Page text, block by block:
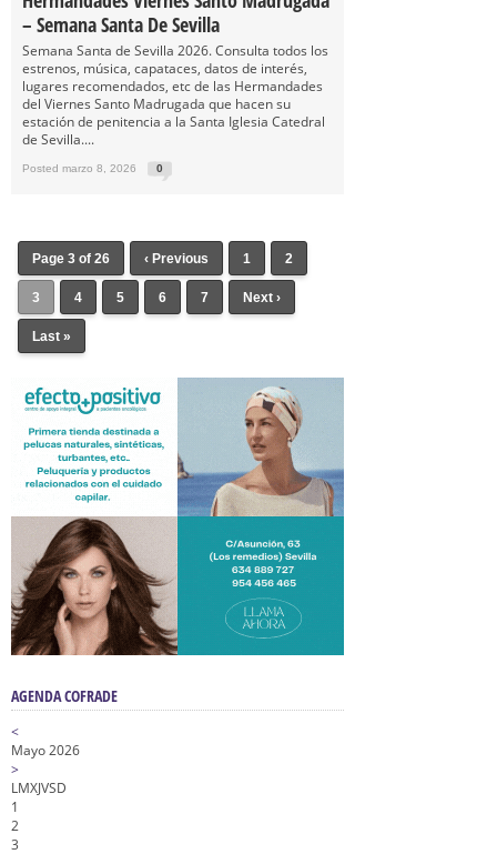
– Semana Santa De Sevilla
Semana Santa de Sevilla 2026. Consulta todos los
estrenos, música, capataces, datos de interés,
lugares recomendados, etc de las Hermandades
del Viernes Santo Madrugada que hacen su
estación de penitencia a la Santa Iglesia Catedral
de Sevilla....
Posted marzo 8, 2026 0
Page 3 of 26 ‹ Previous 1 2
3 4 5 6 7 Next ›
Last »
AGENDA COFRADE
<
Mayo 2026
>
LMXJVSD
1
2
3